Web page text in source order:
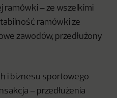
ramówki – ze wszelkimi
ramówki ze
zawodów, przedłużony
i biznesu sportowego
– przedłużenia